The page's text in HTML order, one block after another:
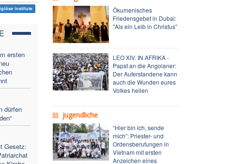
institute
ersten
dürfen
Gesetz:
Ökumenisches
Friedensgebet in Dubai:
"Als ein Leib in Christus”
LEO XIV. IN AFRIKA -
Papst an die Angolaner:
Der Auferstandene kann
auch die Wunden eures
Volkes heilen
jugendliche
“Hier bin ich, sende
mich”: Priester- und
Ordensberufungen in
Vietnam mit ersten
Anzeichen eines